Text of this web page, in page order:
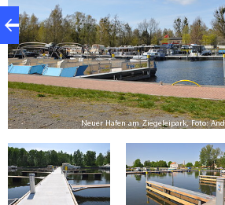
Neuer Hafen am Ziegeleipark, Foto: